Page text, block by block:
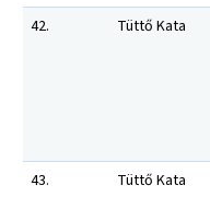
42.
Tüttő Kata
43.
Tüttő Kata